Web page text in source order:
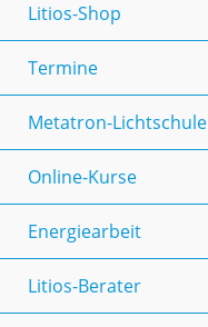
Litios-Shop
Termine
Metatron-Lichtschule
Online-Kurse
Energiearbeit
Litios-Berater